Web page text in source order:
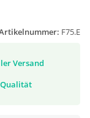
F75.E
Versand